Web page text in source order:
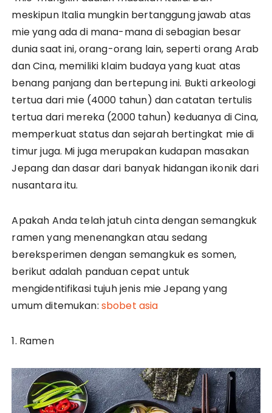
meskipun Italia mungkin bertanggung jawab atas
mie yang ada di mana-mana di sebagian besar
dunia saat ini, orang-orang lain, seperti orang Arab
dan Cina, memiliki klaim budaya yang kuat atas
benang panjang dan bertepung ini. Bukti arkeologi
tertua dari mie (4000 tahun) dan catatan tertulis
tertua dari mereka (2000 tahun) keduanya di Cina,
memperkuat status dan sejarah bertingkat mie di
timur juga. Mi juga merupakan kudapan masakan
Jepang dan dasar dari banyak hidangan ikonik dari
nusantara itu.
Apakah Anda telah jatuh cinta dengan semangkuk
ramen yang menenangkan atau sedang
bereksperimen dengan semangkuk es somen,
berikut adalah panduan cepat untuk
mengidentifikasi tujuh jenis mie Jepang yang
umum ditemukan: sbobet asia
1. Ramen